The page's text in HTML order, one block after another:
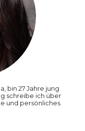
bin 27 Jahre jung
schreibe ich über
und persönliches.